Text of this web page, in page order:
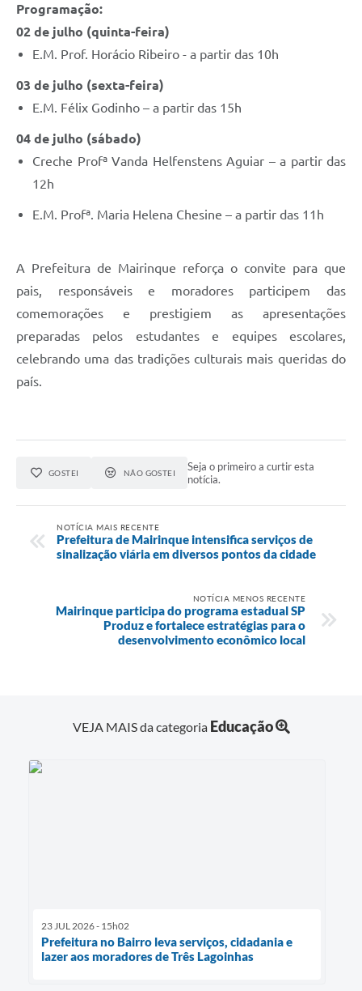
Programação:
02 de julho (quinta-feira)
E.M. Prof. Horácio Ribeiro - a partir das 10h
03 de julho (sexta-feira)
E.M. Félix Godinho – a partir das 15h
04 de julho (sábado)
Creche Profª Vanda Helfenstens Aguiar – a partir das
12h
E.M. Profª. Maria Helena Chesine – a partir das 11h
A Prefeitura de Mairinque reforça o convite para que
pais, responsáveis e moradores participem das
comemorações e prestigiem as apresentações
preparadas pelos estudantes e equipes escolares,
celebrando uma das tradições culturais mais queridas do
país.
GOSTEI NÃO GOSTEI
Seja o primeiro a curtir esta
notícia.
NOTÍCIA MAIS RECENTE
Prefeitura de Mairinque intensifica serviços de
sinalização viária em diversos pontos da cidade
NOTÍCIA MENOS RECENTE
Mairinque participa do programa estadual SP
Produz e fortalece estratégias para o
desenvolvimento econômico local
VEJA MAIS da categoria Educação
23 JUL 2026 - 15h02
Prefeitura no Bairro leva serviços, cidadania e
lazer aos moradores de Três Lagoinhas